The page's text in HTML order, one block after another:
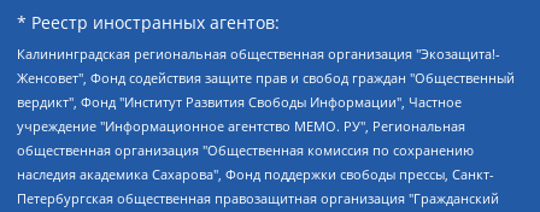
* Реестр иностранных агентов:
Калининградская региональная общественная организация "Экозащита!-Женсовет", Фонд содействия защите прав и свобод граждан "Общественный вердикт", Фонд "Институт Развития Свободы Информации", Частное учреждение "Информационное агентство МЕМО. РУ", Региональная общественная организация "Общественная комиссия по сохранению наследия академика Сахарова", Фонд поддержки свободы прессы, Санкт-Петербургская общественная правозащитная организация "Гражданский контроль", Межрегиональная общественная организация "Информационно-просветительский центр "Мемориал", Региональный Фонд "Центр Защиты Прав Средств Массовой Информации", с 05.12.2023 Фонд "Центр Защиты Прав Средств массовой информации", Региональная общественная благотворительная организация помощи беженцам и мигрантам "Гражданское содействие", Негосударственное образовательное учреждение дополнительного профессионального образования (повышение квалификации) специалистов "АКАДЕМИЯ ПО ПРАВАМ ЧЕЛОВЕКА", Свердловская региональная общественная организация "Сутяжник", Автономная некоммерческая организация "Центр независимых социологических исследований", Союз общественных объединений "Российский исследовательский центр по правам человека", Региональное общественное учреждение научно-информационный центр "МЕМОРИАЛ", Некоммерческая организация "Фонд защиты гласности", Автономная некоммерческая организация "Институт прав человека", Городская общественная организация "Екатеринбургское общество "МЕМОРИАЛ", Городская общественная организация "Рязанское историко-просветительское и правозащитное общество "Мемориал" (Рязанский Мемориал), Челябинский региональный орган общественной самодеятельности – женское общественное объединение "Женщины Евразии", Челябинский региональный орган общественной самодеятельности "Уральская правозащитная группа", Фонд содействия защите здоровья и социальной справедливости имени Андрея Рылькова, Автономная Некоммерческая Организация "Аналитический Центр Юрия Левады", Автономная некоммерческая организация социальной поддержки населения "Проект Апрель", Региональная общественная организация помощи женщинам и детям, находящимся в кризисной ситуации "Информационно-методический центр "Анна", Фонд содействия развитию массовых коммуникаций и правовому просвещению "Так-так-Так", Фонд содействия устойчивому развитию "Серебряная тайга", Свердловский региональный общественный фонд социальных проектов "Новое время", "Idel.Реалии", Кавказ.Реалии, Крым.Реалии, Телеканал Настоящее Время, Татаро-башкирская служба Радио Свобода (Azatliq Radiosi), Радио Свободная Европа/Радио Свобода (PCE/PC), "Сибирь.Реалии", "Фактограф", Благотворительный фонд помощи осужденным и их семьям, Автономная некоммерческая организация "Институт глобализации и социальных движений", Фонд "В защиту прав заключенных", Частное учреждение "Центр поддержки и содействия развитию средств массовой информации", Пензенский региональный общественный благотворительный фонд "Гражданский союз", "Север.Реалии", Некоммерческая организация Фонд "Правовая инициатива", Общество с ограниченной ответственностью "Радио Свободная Европа/Радио Свобода", Чешское информационное агентство "MEDIUM-ORIENT", Красноярская региональная общественная организация "Мы против СПИДа", Камалягин Денис Николаевич, Маркелов Сергей Евгеньевич, Пономарев Лев Александрович, Савицкая Людмила Алексеевна, Автономная некоммерческая организация "Центр по работе с проблемой насилия "НАСИЛИЮ.НЕТ", Межрегиональный профессиональный союз работников здравоохранения "Альянс врачей", Юридическое лицо, зарегистрированное в Латвийской Республике, SIA "Medusa Project" (регистрационный номер 40103797863, дата регистрации 10.06.2014), Некоммерческая организация "Фонд по борьбе с коррупцией", Автономная некоммерческая организация "Институт права и публичной политики", Баданин Роман Сергеевич, Гликин Максим Александрович, Железнова Мария Михайловна, Лукьянова Юлия Сергеевна, Маетная Елизавета Витальевна, Маняхин Петр Борисович, Чуракова Ольга Владимировна, Ярош Юлия Петровна, Юридическое лицо "The Insider SIA", зарегистрированное в Риге, Латвийская Республика (дата регистрации 26.06.2015), являющееся администратором доменного имени интернет-издания "The Insider SIA", https://theins.ru, Постернак Алексей Евгеньевич, Рубин Михаил Аркадьевич, Анин Роман Александрович, Юридическое лицо Istories fonds, зарегистрированное в Латвийской Республике (регистрационный номер 50008295751, дата регистрации 24.02.2020), Великовский Дмитрий Александрович, Долинина Ирина Николаевна, Мароховская Алеся Алексеевна, Шлейнов Роман Юрьевич, Шмагун Олеся Валентиновна, Общество с ограниченной ответственностью "Альтаир 2021", Общество с ограниченной ответственностью "Вега 2021", Общество с ограниченной ответственностью "Главный редактор 2021", Общество с ограниченной ответственностью "Ромашки монолит", Важенков Артем Валерьевич, Ивановская областная общественная организация "Центр гендерных исследований", Гурман Юрий Альбертович, Медиапроект "ОВД-Инфо", Егоров Владимир Владимирович, Жилинский Владимир Александрович, Общество с ограниченной ответственностью "ЗП", Иванова София Юрьевна, Карезина Инна Павловна, Кильтау Екатерина Викторовна, Петров Алексей Викторович, Пискунов Сергей Евгеньевич, Смирнов Сергей Сергеевич, Тихонов Михаил Сергеевич, Общество с ограниченной ответственностью "ЖУРНАЛИСТ-ИНОСТРАННЫЙ АГЕНТ", Арапова Галина Юрьевна, Вольтская Татьяна Анатольевна, Американская компания "Mason G.E.S. Anonymous Foundation" (США), являющаяся владельцем интернет-издания https://mnews.world/, Компания "Stichting Bellingcat", зарегистрированная в Нидерландах (дата регистрации 11.07.2018), Захаров Андрей Вячеславович, Клепиковская Екатерина Дмитриевна, Общество с ограниченной ответственностью "МЕМО", Перл Роман Александрович, Симонов Евгений Алексеевич, Соловьева Елена Анатольевна, Сотников Даниил Владимирович, Сурначева Елизавета Дмитриевна, Автономная некоммерческая организация по защите прав человека и информированию населения "Якутия – Наше Мнение", Общество с ограниченной ответственностью "Москоу диджитал медиа", с 26.01.2023 Общество с ограниченной ответственностью "Чайка Белые сады", Ветошкина Валерия Валерьевна, Заговора Максим Александрович, Межрегиональное общественное движение "Российская ЛГБТ - сеть", Оленичев Максим Владимирович, Павлов Иван Юрьевич, Скворцова Елена Сергеевна, Общество с ограниченной ответственностью "Как бы инагент", Кочетков Игорь Викторович, Общество с ограниченной ответственностью "Честные выборы", Еланчик Олег Александрович, Общество с ограниченной ответственностью "Нобелевский призыв", Гималова Регина Эмилевна, Григорьев Андрей Валерьевич, Григорьева Алина Александровна, Ассоциация по содействию защите прав призывников, альтернативнослужащих и военнослужащих "Правозащитная группа "Гражданин.Армия.Право", Хисамова Регина Фаритовна, Автономная некоммерческая организация по реализации социально-правовых программ "Лилит", Дальневосточное общественное движение "Маяк", Санкт-Петербургская ЛГБТ-инициативная группа "Выход", Инициативная группа ЛГБТ+ "Реверс", Алексеев Андрей Викторович, Бекбулатова Таисия Львовна, Беляев Иван Михайлович, Владыкина Елена Сергеевна, Гельман Марат Александрович, Никульшина Вероника Юрьевна, Толоконникова Надежда Андреевна, Шендерович Виктор Анатольевич, Общество с ограниченной ответственностью "Данное сообщение", Общество с ограниченной ответственностью Издательский дом "Новая глава", Айнбиндер Александра Александровна, Московский комьюнити-центр для ЛГБТ+инициатив, Благотворительный фонд развития филантропии, Deutsche Welle (Германия, Kurt-Schumacher-Strasse 3, 53113 Bonn), Борзунова Мария Михайловна, Воробьев Виктор Викторович, Голубева Анна Львовна, Константинова Алла Михайловна, Малкова Ирина Владимировна, Мурадов Мурад Абдулгалимович, Осетинская Елизавета Николаевна, Понасенков Евгений Николаевич, Ганапольский Матвей Юрьевич, Киселев Евгений Алексеевич, Борухович Ирина Григорьевна, Дремин Иван Тимофеевич, Дубровский Дмитрий Викторович, Красноярская региональная общественная организация поддержки и развития альтернативных образовательных технологий и межкультурных коммуникаций "ИНТЕРРА", Маяковская Екатерина Алексеевна, Фейгин Марк Захарович, Филимонов Андрей Викторович, Дзугкоева Регина Николаевна, Доброхотов Роман Александрович, Дудь Юрий Александрович, Елкин Сергей Владимирович, Кругликов Кирилл Игоревич, Сабунаева Мария Леонидовна, Семенов Алексей Владимирович, Шаинян Карен Багратович, Шульман Екатерина Михайловна, Асафьев Артур Валерьевич, Вахштайн Виктор Семенович, Венедиктов Алексей Алексеевич, Лушникова Екатерина Евгеньевна, Волков Леонид Михайлович, Невзоров Александр Глебович, Пархоменко Сергей Борисович, Сироткин Ярослав Николаевич, Кара-Мурза Владимир Владимирович, Баранова Наталья Владимировна, Гозман Леонид Яковлевич, Кагарлицкий Борис Юльевич, Климарев Михаил Валерьевич, Милов Владимир Станиславович, Автономная некоммерческая организация Краснодарский центр современного искусства "Типография", Моргенштерн Алишер Тагирович, Соболь Любовь Эдуардовна, Общество с ограниченной ответственностью "ЛИЗА НОРМ", Каспаров Гарри Кимович, Ходорковский Михаил Борисович, Общество с ограниченной ответственностью "Апрельские тезисы", Данилович Ирина Брониславовна, Кашин Олег Владимирович, Петров Николай Владимирович, Пивоваров Алексей Владимирович, Соколов Михаил Владимирович, Цветкова Юлия Владимировна, Чичваркин Евгений Александрович, Комитет против пыток/Команда против пыток, Общество с ограниченной ответственностью "Первый научный", Общество с ограниченной ответственностью "Вертолет и ко", Белоцерковская Вероника Борисовна, Кац Максим Евгеньевич, Лазарева Татьяна Юрьевна, Шаведдинов Руслан Табризович, Яшин Илья Валерьевич, Общество с ограниченной ответственностью "Иноагент ААВ", Алешковский Дмитрий Петрович, Альбац Евгения Марковна, Быков Дмитрий Львович, Галямина Юлия Евгеньевна, Лойко Сергей Леонидович, Мартынов Кирилл Константинович, Медведев Сергей Александрович, Крашенинников Федор Геннадиевич, Гордеева Катерина Вл